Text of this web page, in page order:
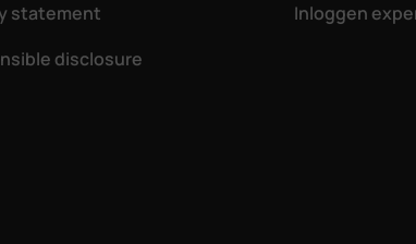
statement
disclosure
Inloggen